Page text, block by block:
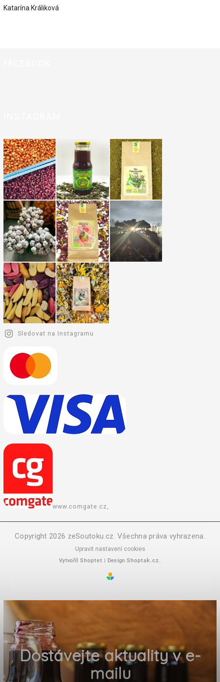
Katarína Králiková
Sledovat na Instagramu
www.comgate.cz,
Copyright 2026 zeSoutoku.cz. Všechna práva vyhrazena.
Upravit nastavení cookies
Vytvořil Shoptet | Design Shoptak.cz.
Dostávejte aktuality v e-
mailu